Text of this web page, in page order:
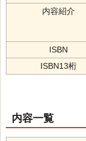
内容紹介
ISBN
ISBN13桁
内容一覧